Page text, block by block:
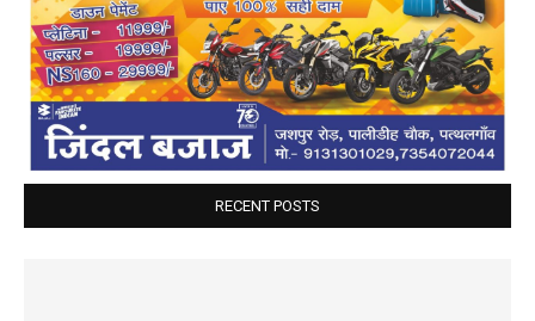
RECENT POSTS